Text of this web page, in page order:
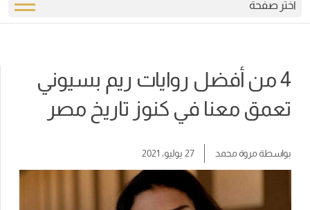
اختر صفحة
4 من أفضل روايات ريم بسيوني
تعمق معنا في كنوز تاريخ مصر
بواسطةمروة محمد 27 يوليو، 2021